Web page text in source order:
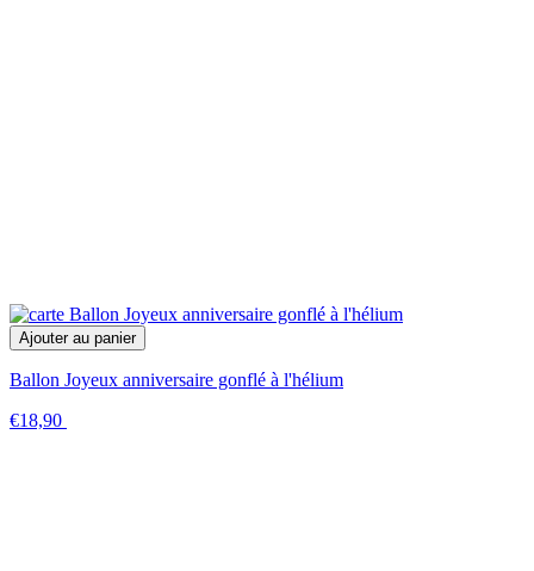
Ajouter au panier
Ballon Joyeux anniversaire gonflé à l'hélium
€18,90